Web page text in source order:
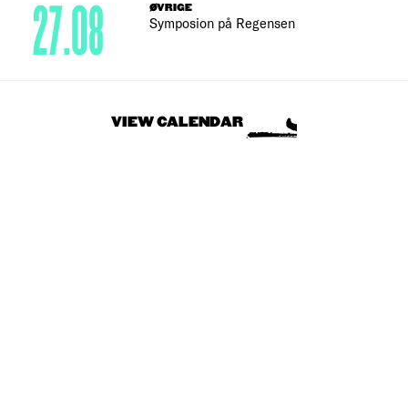
ØVRIGE
Symposion på Regensen
27.08
VIEW CALENDAR